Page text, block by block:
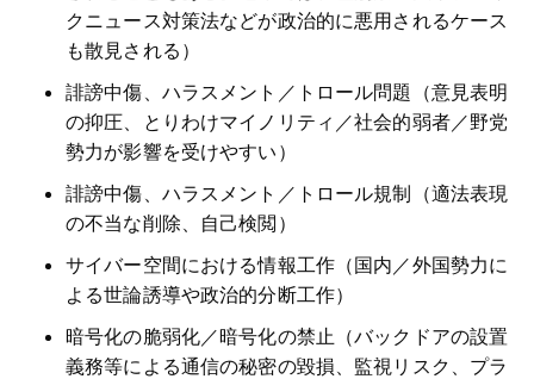
クニュース対策法などが政治的に悪用されるケース
も散見される）
誹謗中傷、ハラスメント／トロール問題（意見表明
の抑圧、とりわけマイノリティ／社会的弱者／野党
勢力が影響を受けやすい）
誹謗中傷、ハラスメント／トロール規制（適法表現
の不当な削除、自己検閲）
サイバー空間における情報工作（国内／外国勢力に
よる世論誘導や政治的分断工作）
暗号化の脆弱化／暗号化の禁止（バックドアの設置
義務等による通信の秘密の毀損、監視リスク、プラ